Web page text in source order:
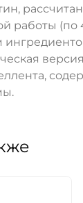
работы (по
версия